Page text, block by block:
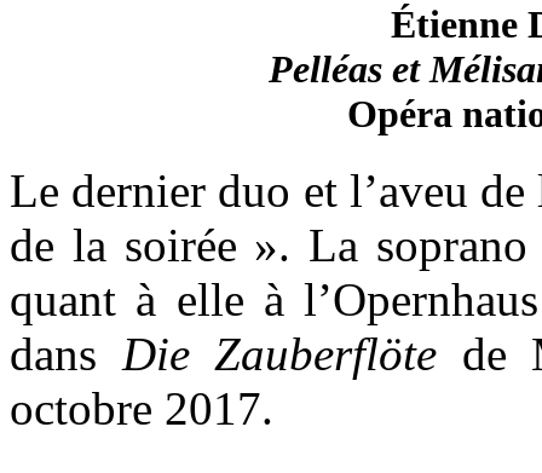
Étienne
Pelléas et
Opéra
Le dernier duo et l’aveu
de la soirée ». La soprano
quant à elle à
dans Die Zauberflöte de
octobre 2017.